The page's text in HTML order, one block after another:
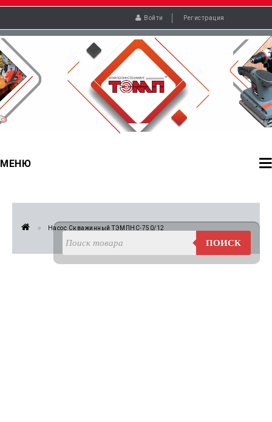
Войти Регистрация
МЕНЮ
Насос Скважинный ТЭМПНС-750/12
ПОИСК